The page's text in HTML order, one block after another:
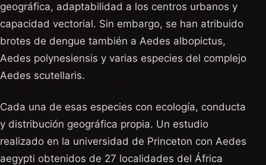
geográfica, adaptabilidad a los centros urbanos y
capacidad vectorial. Sin embargo, se han atribuido
brotes de dengue también a Aedes albopictus,
Aedes polynesiensis y varias especies del complejo
Aedes scutellaris.
Cada una de esas especies con ecología, conducta
y distribución geográfica propia. Un estudio
realizado en la universidad de Princeton con Aedes
aegypti obtenidos de 27 localidades del África